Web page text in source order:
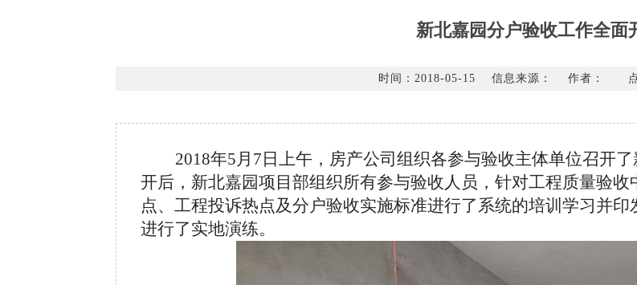
新北嘉园分户验收工作全面
时间：2018-05-15 信息来源： 作者： 点
2018年5月7日上午，房产公司组织各参与验收主体单位召开
开后，新北嘉园项目部组织所有参与验收人员，针对工程质量验
点、工程投诉热点及分户验收实施标准进行了系统的培训学习并
进行了实地演练。